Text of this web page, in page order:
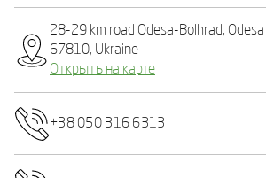
28-29 km road Odesa-Bolhrad, Odesa
67810, Ukraine
Открыть на карте
+38 050 316 6313